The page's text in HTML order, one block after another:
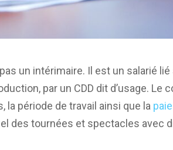
un intérimaire. Il est un salarié lié
par un CDD dit d’usage.
période de travail ainsi que la
des tournées et spectacles avec